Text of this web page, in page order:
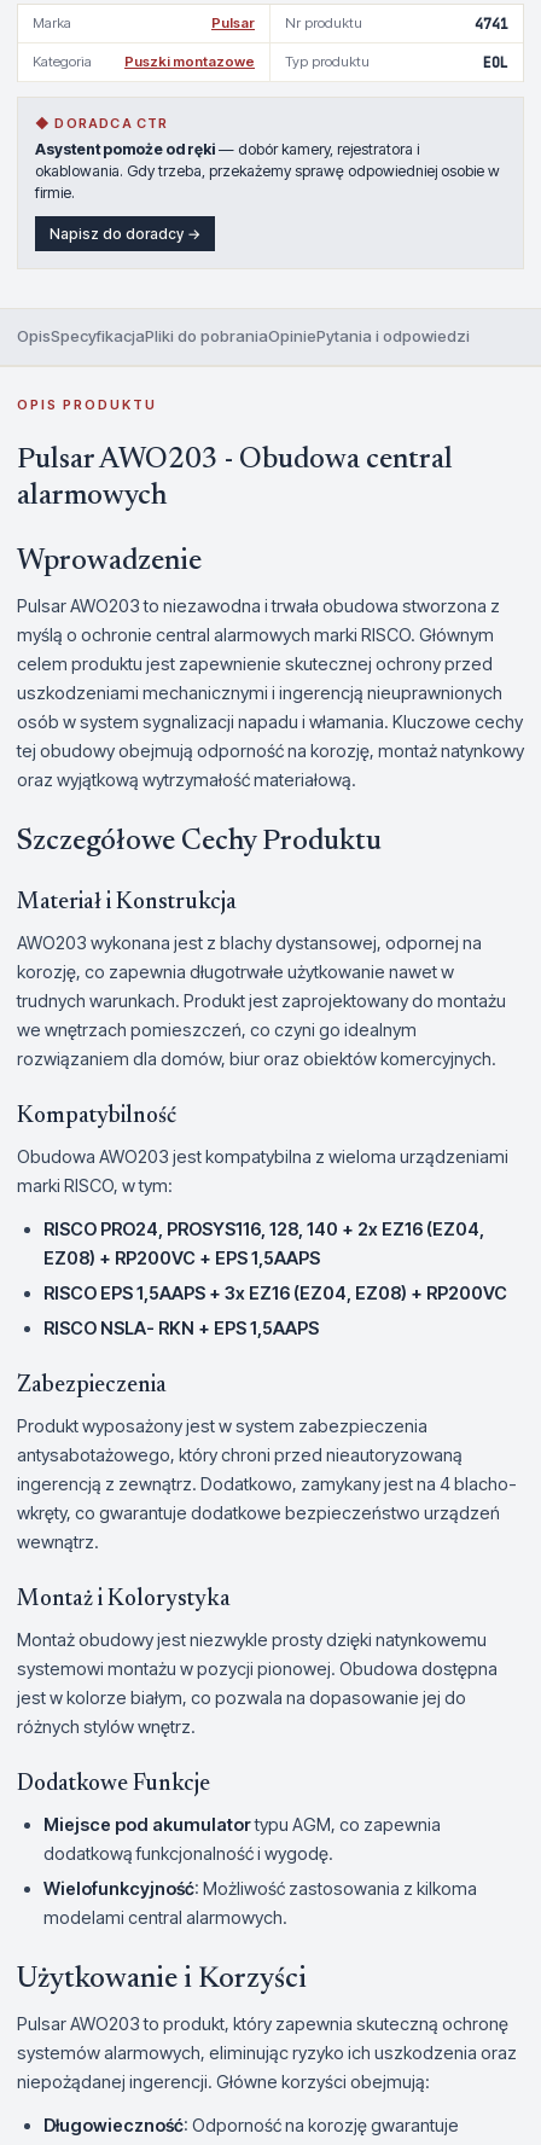
Marka Pulsar Nr produktu 4741
Kategoria Puszki montazowe Typ produktu EOL
◆ DORADCA CTR
Asystent pomoże od ręki — dobór kamery, rejestratora i
okablowania. Gdy trzeba, przekażemy sprawę odpowiedniej osobie w
firmie.
Napisz do doradcy →
OpisSpecyfikacjaPliki do pobraniaOpiniePytania i odpowiedzi
OPIS PRODUKTU
Pulsar AWO203 - Obudowa central
alarmowych
Wprowadzenie
Pulsar AWO203 to niezawodna i trwała obudowa stworzona z
myślą o ochronie central alarmowych marki RISCO. Głównym
celem produktu jest zapewnienie skutecznej ochrony przed
uszkodzeniami mechanicznymi i ingerencją nieuprawnionych
osób w system sygnalizacji napadu i włamania. Kluczowe cechy
tej obudowy obejmują odporność na korozję, montaż natynkowy
oraz wyjątkową wytrzymałość materiałową.
Szczegółowe Cechy Produktu
Materiał i Konstrukcja
AWO203 wykonana jest z blachy dystansowej, odpornej na
korozję, co zapewnia długotrwałe użytkowanie nawet w
trudnych warunkach. Produkt jest zaprojektowany do montażu
we wnętrzach pomieszczeń, co czyni go idealnym
rozwiązaniem dla domów, biur oraz obiektów komercyjnych.
Kompatybilność
Obudowa AWO203 jest kompatybilna z wieloma urządzeniami
marki RISCO, w tym:
RISCO PRO24, PROSYS116, 128, 140 + 2x EZ16 (EZ04,
EZ08) + RP200VC + EPS 1,5AAPS
RISCO EPS 1,5AAPS + 3x EZ16 (EZ04, EZ08) + RP200VC
RISCO NSLA- RKN + EPS 1,5AAPS
Zabezpieczenia
Produkt wyposażony jest w system zabezpieczenia
antysabotażowego, który chroni przed nieautoryzowaną
ingerencją z zewnątrz. Dodatkowo, zamykany jest na 4 blacho-
wkręty, co gwarantuje dodatkowe bezpieczeństwo urządzeń
wewnątrz.
Montaż i Kolorystyka
Montaż obudowy jest niezwykle prosty dzięki natynkowemu
systemowi montażu w pozycji pionowej. Obudowa dostępna
jest w kolorze białym, co pozwala na dopasowanie jej do
różnych stylów wnętrz.
Dodatkowe Funkcje
Miejsce pod akumulatortypu AGM, co zapewnia
dodatkową funkcjonalność i wygodę.
Wielofunkcyjność: Możliwość zastosowania z kilkoma
modelami central alarmowych.
Użytkowanie i Korzyści
Pulsar AWO203 to produkt, który zapewnia skuteczną ochronę
systemów alarmowych, eliminując ryzyko ich uszkodzenia oraz
niepożądanej ingerencji. Główne korzyści obejmują:
Długowieczność: Odporność na korozję gwarantuje